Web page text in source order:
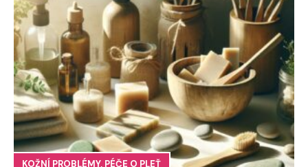
KOŽNÍ PROBLÉMY, PÉČE O PLEŤ